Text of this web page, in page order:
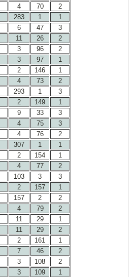
4 70
2
283 1
1
6 47
3
11 26
2
3 96
2
3 97
1
2 146
1
4 73
2
293 1
3
2 149
1
9 33
3
4 75
3
4 76
2
307 1
1
2 154
1
4 77
2
103 3
3
2 157
1
157 2
2
4 79
2
11 29
1
11 29
2
2 161
1
7 46
2
3 108
2
3 109
1